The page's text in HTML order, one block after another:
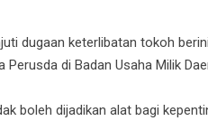
dugaan keterlibatan tokoh
di Badan Usaha Milik
boleh dijadikan alat bagi